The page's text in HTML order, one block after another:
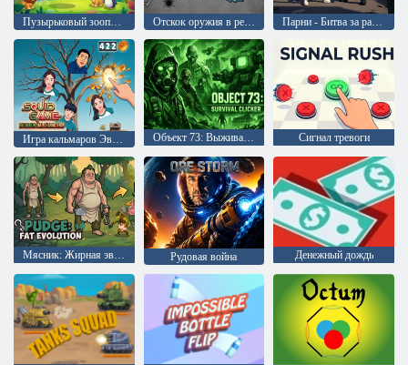
Пузырьковый зоопарк Отскок оружия в режиме ожидания Парни - Битва за район
Объект 73: Выживание в кликере Сигнал тревоги
Мясник: Жирная эволюция Рудовая война Денежный дождь